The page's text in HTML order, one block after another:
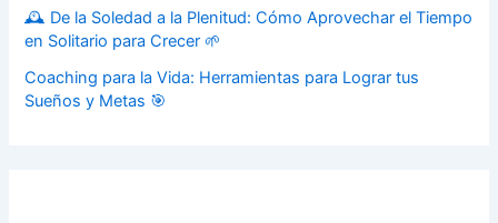
🕰️ De la Soledad a la Plenitud: Cómo Aprovechar el Tiempo
en Solitario para Crecer 🌱
Coaching para la Vida: Herramientas para Lograr tus
Sueños y Metas 🎯